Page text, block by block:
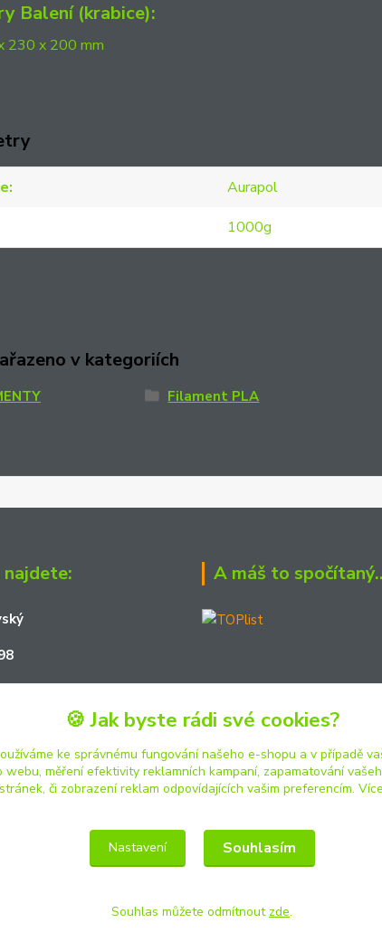
Balení (krabice):
230 x 200 mm
Aurapol
1000g
v kategoriích
Filament PLA
najdete: A máš to
🍪 Jak byste rádi své cookies?
ke správnému fungování našeho e-shopu a v případě
měření efektivity reklamních kampaní, zapamatování
či zobrazení reklam odpovídajících vašim preferencím.
Nastavení Souhlasím
Souhlas můžete odmítnout zde.